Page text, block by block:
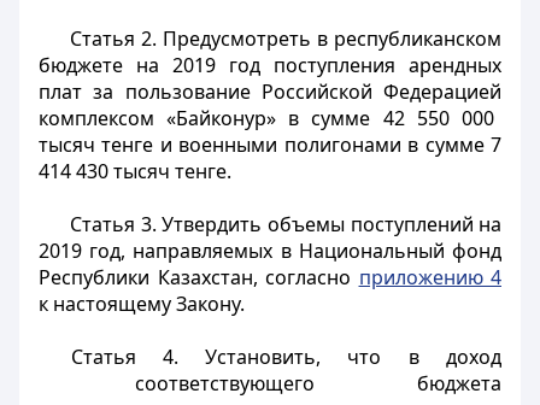
Статья 2. Предусмотреть в республиканском
бюджете на 2019 год поступления арендных
плат за пользование Российской Федерацией
комплексом «Байконур» в сумме 42 550 000
тысяч тенге и военными полигонами в сумме 7
414 430 тысяч тенге.
Статья 3.Утвердить объемы поступлений на
2019 год, направляемых в Национальный фонд
Республики Казахстан, согласно приложению 4
к настоящему Закону.
Статья 4.Установить, что в доход
соответствующего бюджета